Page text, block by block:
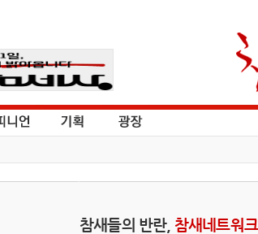
참새들의 반란, 참새네트워크